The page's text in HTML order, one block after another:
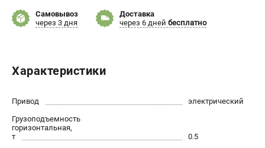
ИНФОРМАЦИЯ
Юридическим лицам
Доставка
Бонусная программа
Как нас найти
Самовывоз
через 3 дня
Доставка
через 6 дней бесплатно
Характеристики
Привод
электрический
Грузоподъемность
горизонтальная,
т
0.5